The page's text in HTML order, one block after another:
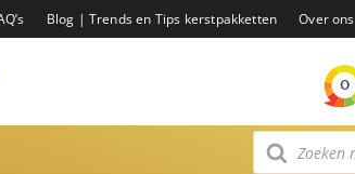
Blog | Trends en Tips kerstpakketten Over ons
Producten
zoeken